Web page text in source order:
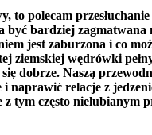
to polecam
być bardziej
jest zaburzona i co
ziemskiej wędrówki
dobrze. Naszą
relacje z
tym często nielubianym